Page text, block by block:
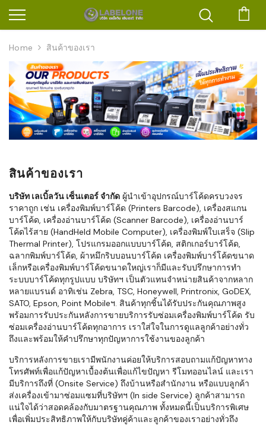
Home สินค้าของเรา
สินค้าของเรา
บริษัท เลเบิ้ลวัน เซ็นเตอร์ จำกัด ผู้นำเข้าอุปกรณ์บาร์โค้ดครบวงจร
ราคาถูก เช่น เครื่องพิมพ์บาร์โค้ด (Printers Barcode), เครื่องสแกน
บาร์โค้ด, เครื่องอ่านบาร์โค้ด (Scanner Barcode), เครื่องอ่านบาร์
โค้ดไร้สาย (HandHeld Mobile Computer), เครื่องพิมพ์ใบเสร็จ (Slip
Thermal Printer), โปรแกรมออกแบบบาร์โค้ด, สติกเกอร์บาร์โค้ด,
ฉลากพิมพ์บาร์โค้ด, ผ้าหมึกริบบอนบาร์โค้ด เครื่องพิมพ์บาร์โค้ดขนาด
เล็กหรือเครื่องพิมพ์บาร์โค้ดขนาดใหญ่เราก็มีและรับปรึกษาการทำ
ระบบบาร์โค้ดทุกรูปแบบ บริษัทฯ เป็นตัวแทนจำหน่ายสินค้าจากหลาก
หลายแบรนด์ อาทิเช่น Zebra, TSC, Honeywell, Printronix, GoDEX,
SATO, Epson, Point Mobileฯ. สินค้าทุกชิ้นได้รับประกันคุณภาพสูง
พร้อมการรับประกันหลังการขายบริการรับซ่อมเครื่องพิมพ์บาร์โค้ด รับ
ซ่อมเครื่องอ่านบาร์โค้ดทุกอาการ เราใส่ใจในการดูแลลูกค้าอย่างทั่ว
ถึงและพร้อมให้คำปรึกษาทุกปัญหาการใช้งานของลูกค้า
บริการหลังการขายเรามีพนักงานค่อยให้บริการสอบถามแก้ปัญหาทาง
โทรศัพท์เพื่อแก้ปัญหาเบื้องต้นเพื่อแก้ไขปัญหา รีโมทออนไลน์ และเรา
มีบริการถึงที่ (Onsite Service) ถึงบ้านหรือสำนักงาน หรือแบบลูกค้า
ส่งเครื่องเข้ามาซ่อมแซมที่บริษัทฯ (In side Service) ลูกค้าสามารถ
แน่ใจได้ว่าสอดคล้องกับมาตรฐานคุณภาพ ทั้งหมดนี้เป็นบริการพิเศษ
เพื่อเพิ่มประสิทธิภาพให้กับบริษัทคู่ค้าและลูกค้าของเราอย่างทั่วถึง